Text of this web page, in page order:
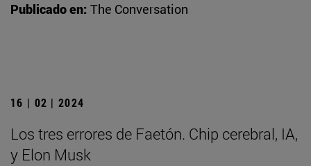
Publicado en: The Conversation
16 | 02 | 2024
Los tres errores de Faetón. Chip cerebral, IA,
y Elon Musk